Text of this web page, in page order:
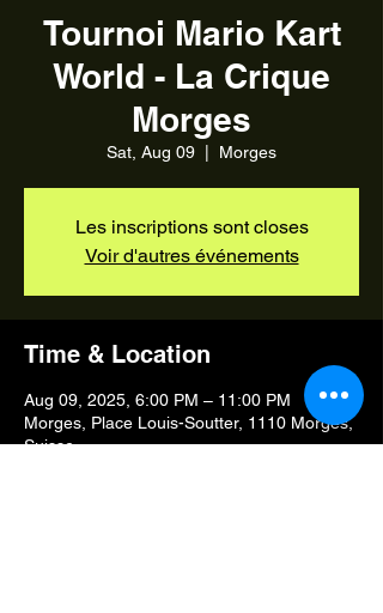
Tournoi Mario Kart
World - La Crique
Morges
Sat, Aug 09 Morges
Les inscriptions sont closes
Voir d'autres événements
Time & Location
Aug 09, 2025, 6:00 PM – 11:00 PM
Morges, Place Louis-Soutter, 1110 Morges,
Suisse